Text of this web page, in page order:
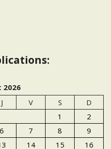
2026
J V S
D
1
2
6 7 8
9
14 15 16